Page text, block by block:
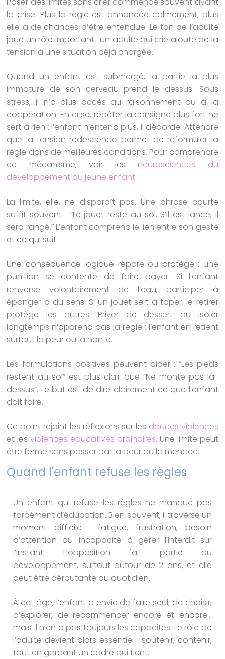
la crise. Plus la règle est annoncée calmement, plus
elle a de chances d’être entendue. Le ton de l’adulte
joue un rôle important : un adulte qui crie ajoute de la
tension à une situation déjà chargée.
Quand un enfant est submergé, la partie la plus
immature de son cerveau prend le dessus. Sous
stress, il n’a plus accès au raisonnement ou à la
coopération. En crise, répéter la consigne plus fort ne
sert à rien : l’enfant n’entend plus, il déborde. Attendre
que la tension redescende permet de reformuler la
règle dans de meilleures conditions. Pour comprendre
ce mécanisme, voir les neurosciences du
développement du jeune enfant.
La limite, elle, ne disparaît pas. Une phrase courte
suffit souvent : “Le jouet reste au sol. S’il est lancé, il
sera rangé.” L’enfant comprend le lien entre son geste
et ce qui suit.
Une conséquence logique répare ou protège ; une
punition se contente de faire payer. Si l’enfant
renverse volontairement de l’eau, participer à
éponger a du sens. Si un jouet sert à taper, le retirer
protège les autres. Priver de dessert ou isoler
longtemps n’apprend pas la règle : l’enfant en retient
surtout la peur ou la honte.
Les formulations positives peuvent aider : “Les pieds
restent au sol” est plus clair que “Ne monte pas là-
dessus”. Le but est de dire clairement ce que l’enfant
doit faire.
Ce point rejoint les réflexions sur les douces violences
et lesviolences éducatives ordinaires. Une limite peut
être ferme sans passer par la peur ou la menace.
Quand l'enfant refuse les règles
Un enfant qui refuse les règles ne manque pas
forcément d’éducation. Bien souvent, il traverse un
moment difficile : fatigue, frustration, besoin
d’attention ou incapacité à gérer l’interdit sur
l’instant. L’opposition fait partie du
développement, surtout autour de 2 ans, et elle
peut être déroutante au quotidien.
À cet âge, l’enfant a envie de faire seul, de choisir,
d’explorer, de recommencer encore et encore…
mais il n’en a pas toujours les capacités. Le rôle de
l’adulte devient alors essentiel : soutenir, contenir,
tout en gardant un cadre qui tient.